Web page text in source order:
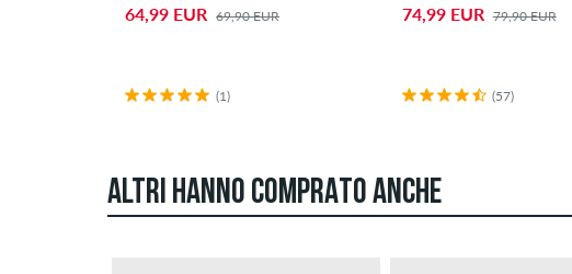
64,99 EUR 69,90 EUR
(1)
74,99 EUR 79,90 EUR
(57)
ALTRI HANNO COMPRATO ANCHE